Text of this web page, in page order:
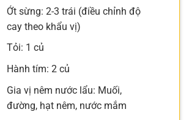
Ớt sừng: 2-3 trái (điều chỉnh độ
cay theo khẩu vị)
Tỏi: 1 củ
Hành tím: 2 củ
Gia vị nêm nước lẩu: Muối,
đường, hạt nêm, nước mắm